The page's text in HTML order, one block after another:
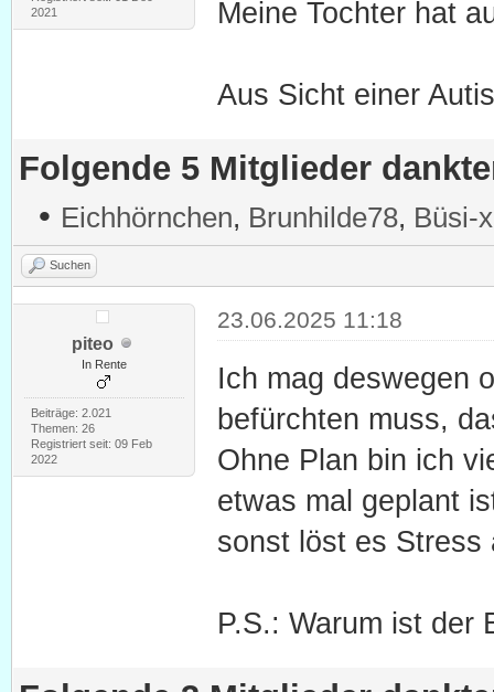
2021
Meine Tochter hat
Aus Sicht einer
Folgende 5 Mitglieder
• Eichhörnchen, Brunhilde78, Büsi-x
Suchen
piteo
In Rente
Beiträge: 2.021
Themen: 26
Registriert seit: 09 Feb
2022
23.06.2025 11:18
Ich mag deswegen
befürchten muss,
Ohne Plan bin ich
etwas mal geplant
sonst löst es Stress
P.S.: Warum ist der